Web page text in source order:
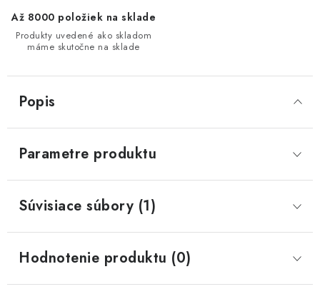
Až 8000 položiek na sklade
Produkty uvedené ako skladom
máme skutočne na sklade
Popis
Parametre produktu
Súvisiace súbory (1)
Hodnotenie produktu (0)